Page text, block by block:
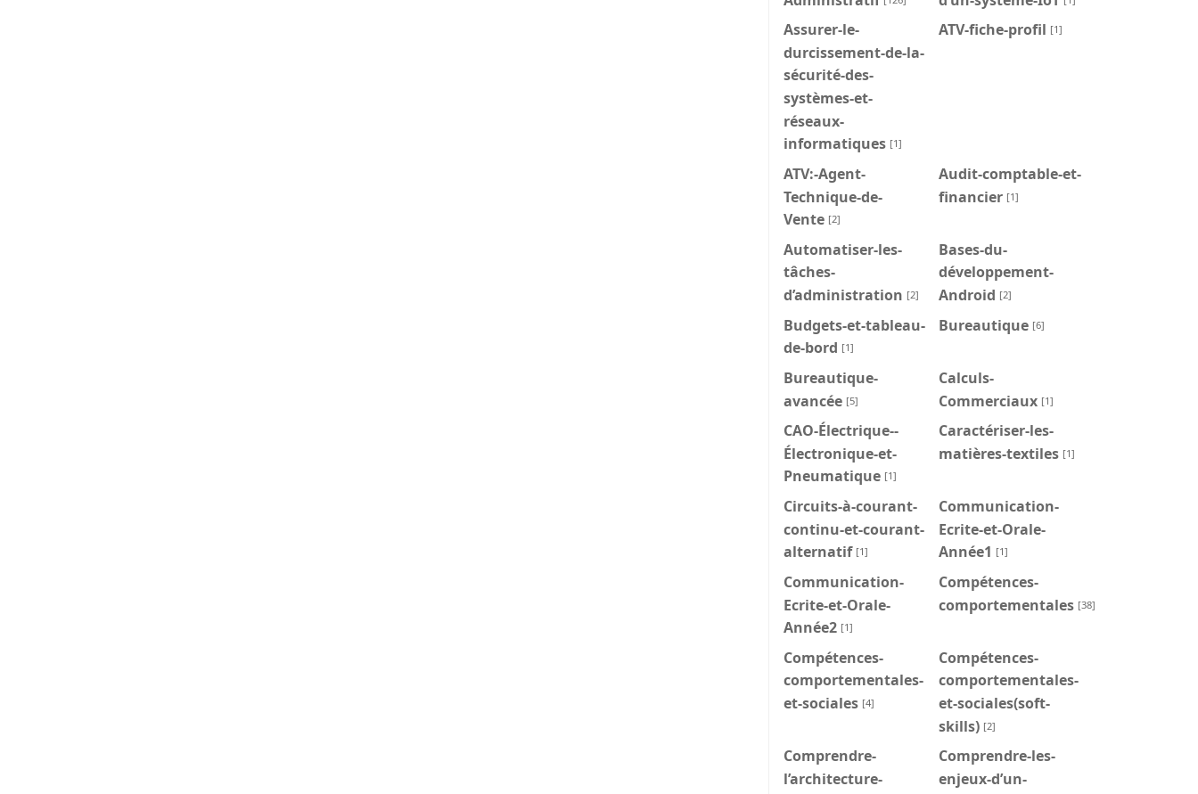
Assurer-le-
durcissement-de-la-
sécurité-des-
systèmes-et-
réseaux-
informatiques [1]
ATV-fiche-profil [1]
ATV:-Agent-
Technique-de-
Vente [2]
Audit-comptable-et-
financier [1]
Automatiser-les-
tâches-
d’administration [2]
Bases-du-
développement-
Android [2]
Budgets-et-tableau-
de-bord [1]
Bureautique [6]
Bureautique-
avancée [5]
Calculs-
Commerciaux [1]
CAO-Électrique--
Électronique-et-
Pneumatique [1]
Caractériser-les-
matières-textiles [1]
Circuits-à-courant-
continu-et-courant-
alternatif [1]
Communication-
Ecrite-et-Orale-
Année1 [1]
Communication-
Ecrite-et-Orale-
Année2 [1]
Compétences-
comportementales [38]
Compétences-
comportementales-
et-sociales [4]
Compétences-
comportementales-
et-sociales(soft-
skills) [2]
Comprendre-
l’architecture-
Comprendre-les-
enjeux-d’un-